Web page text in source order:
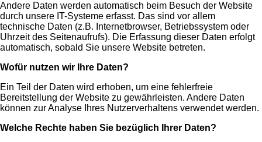
Andere Daten werden automatisch beim Besuch der Website
durch unsere IT-Systeme erfasst. Das sind vor allem
technische Daten (z.B. Internetbrowser, Betriebssystem oder
Uhrzeit des Seitenaufrufs). Die Erfassung dieser Daten erfolgt
automatisch, sobald Sie unsere Website betreten.
Wofür nutzen wir Ihre Daten?
Ein Teil der Daten wird erhoben, um eine fehlerfreie
Bereitstellung der Website zu gewährleisten. Andere Daten
können zur Analyse Ihres Nutzerverhaltens verwendet werden.
Welche Rechte haben Sie bezüglich Ihrer Daten?